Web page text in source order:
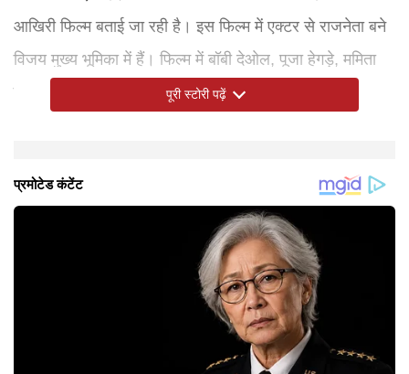
आखिरी फिल्म बताई जा रही है। इस फिल्म में एक्टर से राजनेता बने
विजय मुख्य भूमिका में हैं। फिल्म में बॉबी देओल, पूजा हेगड़े, ममिता
बैजू, प्रकाश राज और गौतम वासुदेव मेनन जैसे कई कलाकारों को
पूरी स्टोरी पढ़ें